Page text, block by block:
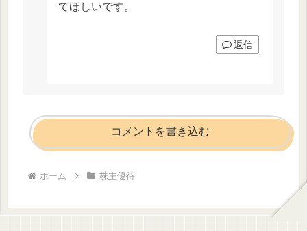
てほしいです。
返信
コメントを書き込む
ホーム 株主優待